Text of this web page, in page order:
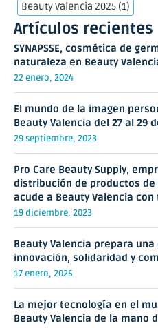
Beauty Valencia 2025 (1)
Artículos recientes
SYNAPSSE, cosmética de
naturaleza en Beauty
22 enero, 2024
El mundo de la imagen
Beauty Valencia del 27 al 29
29 septiembre, 2023
Pro Care Beauty Supply,
distribución de productos de
acude a Beauty Valencia
19 diciembre, 2023
Beauty Valencia prepara
innovación, solidaridad y
17 enero, 2025
La mejor tecnología en el
Beauty Valencia de la mano